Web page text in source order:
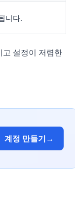
니다.
설정이 저렴한
계정 만들기 →